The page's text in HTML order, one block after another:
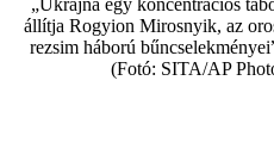
„Ukrajna egy koncentrációs
állítja Rogyion Mirosnyik, az
rezsim háború
(Fotó: SITA/AP